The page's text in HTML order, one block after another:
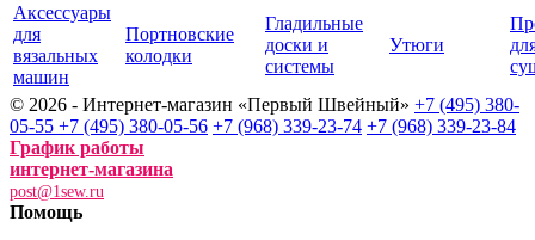
Аксессуары
для
вязальных
машин
Портновские
колодки
Гладильные
доски и
системы
Утюги
© 2026 - Интернет-магазин «Первый Швейный» +7 (495) 380-
05-55 +7 (495) 380-05-56 +7 (968) 339-23-74 +7 (968) 339-23-84
График работы
интернет-магазина
post@1sew.ru
Помощь